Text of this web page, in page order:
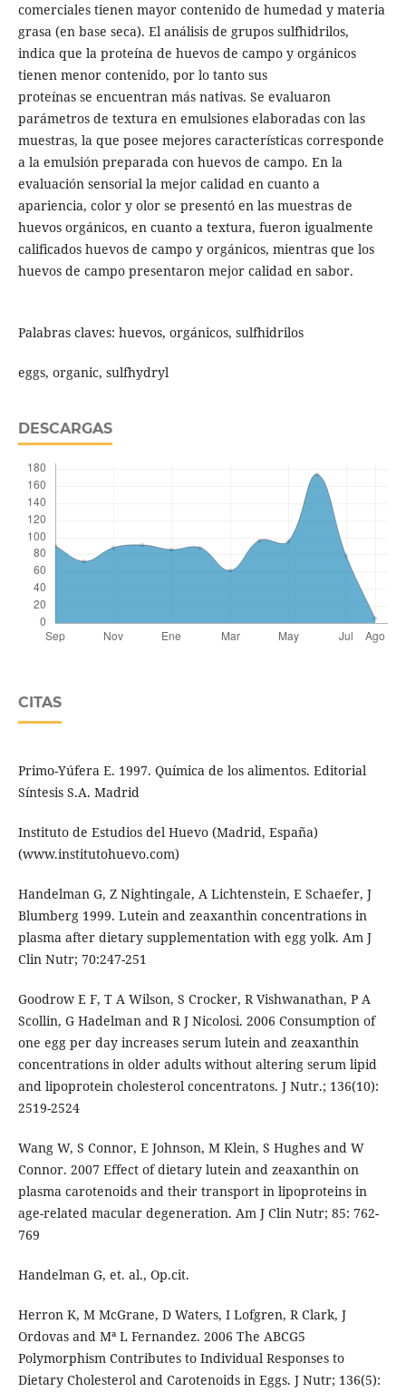
comerciales tienen mayor contenido de humedad y materia
grasa (en base seca). El análisis de grupos sulfhidrilos,
indica que la proteína de huevos de campo y orgánicos
tienen menor contenido, por lo tanto sus
proteínas se encuentran más nativas. Se evaluaron
parámetros de textura en emulsiones elaboradas con las
muestras, la que posee mejores características corresponde
a la emulsión preparada con huevos de campo. En la
evaluación sensorial la mejor calidad en cuanto a
apariencia, color y olor se presentó en las muestras de
huevos orgánicos, en cuanto a textura, fueron igualmente
calificados huevos de campo y orgánicos, mientras que los
huevos de campo presentaron mejor calidad en sabor.
Palabras claves: huevos, orgánicos, sulfhidrilos
eggs, organic, sulfhydryl
DESCARGAS
CITAS
Primo-Yúfera E. 1997. Química de los alimentos. Editorial
Síntesis S.A. Madrid
Instituto de Estudios del Huevo (Madrid, España)
(www.institutohuevo.com)
Handelman G, Z Nightingale, A Lichtenstein, E Schaefer, J
Blumberg 1999. Lutein and zeaxanthin concentrations in
plasma after dietary supplementation with egg yolk. Am J
Clin Nutr; 70:247-251
Goodrow E F, T A Wilson, S Crocker, R Vishwanathan, P A
Scollin, G Hadelman and R J Nicolosi. 2006 Consumption of
one egg per day increases serum lutein and zeaxanthin
concentrations in older adults without altering serum lipid
and lipoprotein cholesterol concentratons. J Nutr.; 136(10):
2519-2524
Wang W, S Connor, E Johnson, M Klein, S Hughes and W
Connor. 2007 Effect of dietary lutein and zeaxanthin on
plasma carotenoids and their transport in lipoproteins in
age-related macular degeneration. Am J Clin Nutr; 85: 762-
769
Handelman G, et. al., Op.cit.
Herron K, M McGrane, D Waters, I Lofgren, R Clark, J
Ordovas and Mª L Fernandez. 2006 The ABCG5
Polymorphism Contributes to Individual Responses to
Dietary Cholesterol and Carotenoids in Eggs. J Nutr; 136(5):